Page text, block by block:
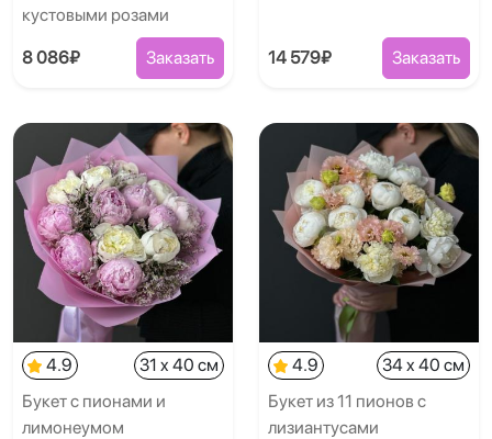
кустовыми розами
8 086₽ Заказать 14 579₽ Заказать
4.9
31 x 40 см
Букет с пионами и
лимонеумом
4.9
34 x 40 см
Букет из 11 пионов с
лизиантусами